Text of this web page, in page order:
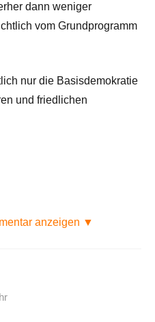
dann weniger
vom Grundprogramm
nur die Basisdemokratie
und friedlichen
anzeigen ▼